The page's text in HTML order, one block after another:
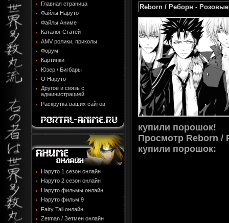
Главная страница
Файлы Наруто
Файлы Аниме
Каталог Статей
AMV ролики, приколы
Форум
Картинки
Юзер / Бигбары
О Наруто
Другое и связь с
администрацией
Раскрутка ваших сайтов
Наруто 1 сезон онлайн
Наруто 2 сезон онлайн
Наруто фильмы онлайн
Наруто фильм 9
Fairy Tail онлайн
Zetman / Зетмен онлайн
Reborn / Реборн -
купили порошок!
Просмотр Reborn /
купили порошок: